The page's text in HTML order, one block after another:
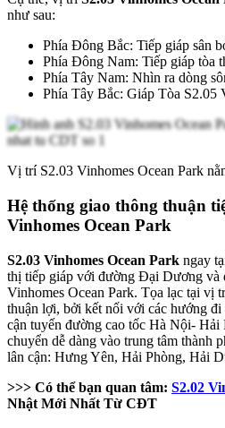
như sau:
Phía Đông Bắc: Tiếp giáp sân
Phía Đông Nam: Tiếp giáp tòa
Phía Tây Nam: Nhìn ra dòng
Phía Tây Bắc: Giáp Tòa S2.05
Vị trí S2.03 Vinhomes Ocean Park
Hệ thống giao thông thuận
Vinhomes Ocean Park
S2.03 Vinhomes Ocean Park ngay
thị tiếp giáp với đường Đại Dương và
Vinhomes Ocean Park. Tọa lạc tại vị
thuận lợi, bởi kết nối với các hướng
cận tuyến đường cao tốc Hà Nội- Hải
chuyển dễ dàng vào trung tâm thành
lân cận: Hưng Yên, Hải Phòng, Hải
>>> Có thể bạn quan tâm: S2.02
Nhật Mới Nhất Từ CĐT